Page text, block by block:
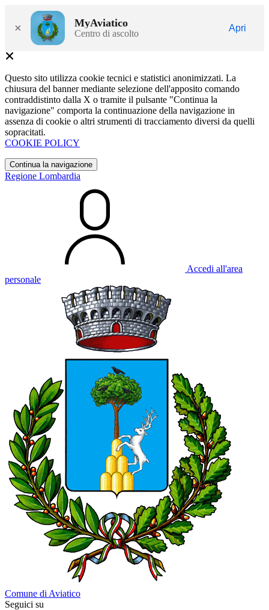
× MyAviatico
Centro di ascolto
Apri
Questo sito utilizza cookie tecnici e statistici anonimizzati. La
chiusura del banner mediante selezione dell'apposito comando
contraddistinto dalla X o tramite il pulsante "Continua la
navigazione" comporta la continuazione della navigazione in
assenza di cookie o altri strumenti di tracciamento diversi da quelli
sopracitati.
COOKIE POLICY
Continua la navigazione
Regione Lombardia
Accedi all'area
personale
Comune di Aviatico
Seguici su